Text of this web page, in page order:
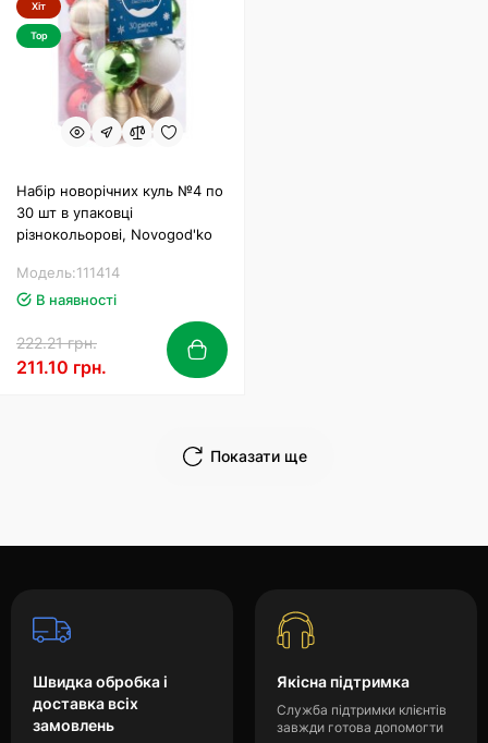
Хіт
Top
Набір новорічних куль №4 по
30 шт в упаковці
різнокольорові, Novogod'ko
Модель:111414
В наявності
222.21 грн.
211.10 грн.
Показати ще
Швидка обробка і
доставка всіх
замовлень
Якісна підтримка
Служба підтримки клієнтів
завжди готова допомогти